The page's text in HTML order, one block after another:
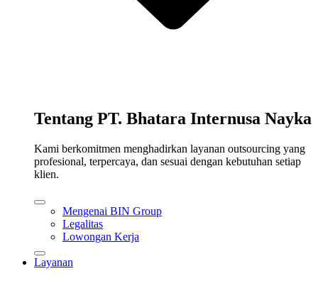
Tentang PT. Bhatara Internusa Nayka
Kami berkomitmen menghadirkan layanan outsourcing yang
profesional, terpercaya, dan sesuai dengan kebutuhan setiap
klien.
Mengenai BIN Group
Legalitas
Lowongan Kerja
Layanan